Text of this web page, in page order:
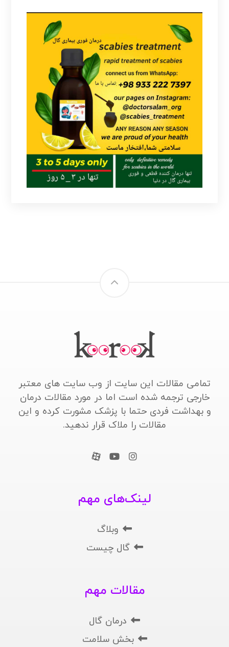
تمامی مقالات این سایت از وب سایت های معتبر
خارجی ترجمه شده است اما در مورد مقالات درمان
و بهداشت فردی حتما با پزشک مشورت کرده و این
مقالات را ملاک قرار ندهید.
لینک‌های مهم
وبلاگ
گال چیست
مقالات مهم
درمان گال
بخش سلامت